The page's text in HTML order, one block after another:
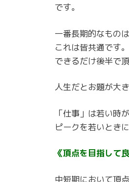
です。
一番長期的なもの
これは皆共通です
できるだけ後半で
人生だとお題が大
「仕事」は若い時
ピークを若いとき
《頂点を目指して
中短期において頂